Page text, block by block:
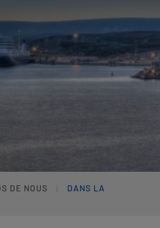
DE NOUS
DANS LA